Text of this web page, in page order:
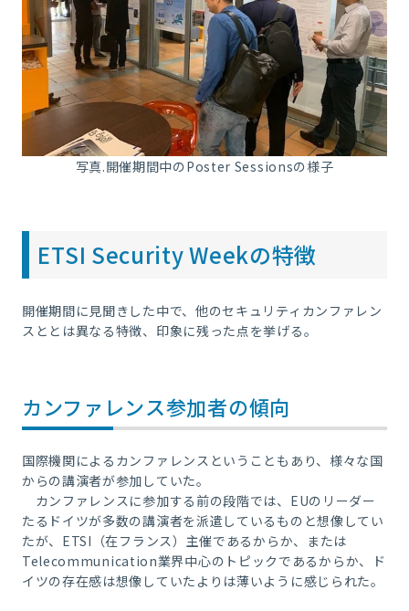
写真.開催期間中の Poster Sessionsの様子
ETSI Security Weekの特徴
開催期間に見聞きした中で、他のセキュリティカンファレン
スととは異なる特徴、印象に残った点を挙げる。
カンファレンス参加者の傾向
国際機関によるカンファレンスということもあり、様々な国
からの講演者が参加していた。
カンファレンスに参加する前の段階では、EUのリーダー
たるドイツが多数の講演者を派遣しているものと想像してい
たが、ETSI（在フランス）主催であるからか、または
Telecommunication業界中心のトピックであるからか、ド
イツの存在感は想像していたよりは薄いように感じられた。